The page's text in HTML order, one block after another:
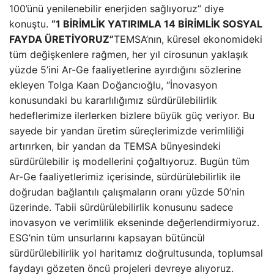
100’ünü yenilenebilir enerjiden sağlıyoruz” diye
konuştu. “1 BİRİMLİK YATIRIMLA 14 BİRİMLİK SOSYAL
FAYDA ÜRETİYORUZ”TEMSA’nın, küresel ekonomideki
tüm değişkenlere rağmen, her yıl cirosunun yaklaşık
yüzde 5’ini Ar-Ge faaliyetlerine ayırdığını sözlerine
ekleyen Tolga Kaan Doğancıoğlu, “İnovasyon
konusundaki bu kararlılığımız sürdürülebilirlik
hedeflerimize ilerlerken bizlere büyük güç veriyor. Bu
sayede bir yandan üretim süreçlerimizde verimliliği
artırırken, bir yandan da TEMSA bünyesindeki
sürdürülebilir iş modellerini çoğaltıyoruz. Bugün tüm
Ar-Ge faaliyetlerimiz içerisinde, sürdürülebilirlik ile
doğrudan bağlantılı çalışmaların oranı yüzde 50’nin
üzerinde. Tabii sürdürülebilirlik konusunu sadece
inovasyon ve verimlilik ekseninde değerlendirmiyoruz.
ESG’nin tüm unsurlarını kapsayan bütüncül
sürdürülebilirlik yol haritamız doğrultusunda, toplumsal
faydayı gözeten öncü projeleri devreye alıyoruz.